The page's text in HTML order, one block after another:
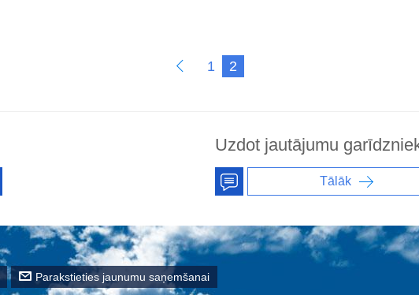
1 2
Uzdot jautājumu
Tālāk
Parakstieties jaunumu saņemšanai